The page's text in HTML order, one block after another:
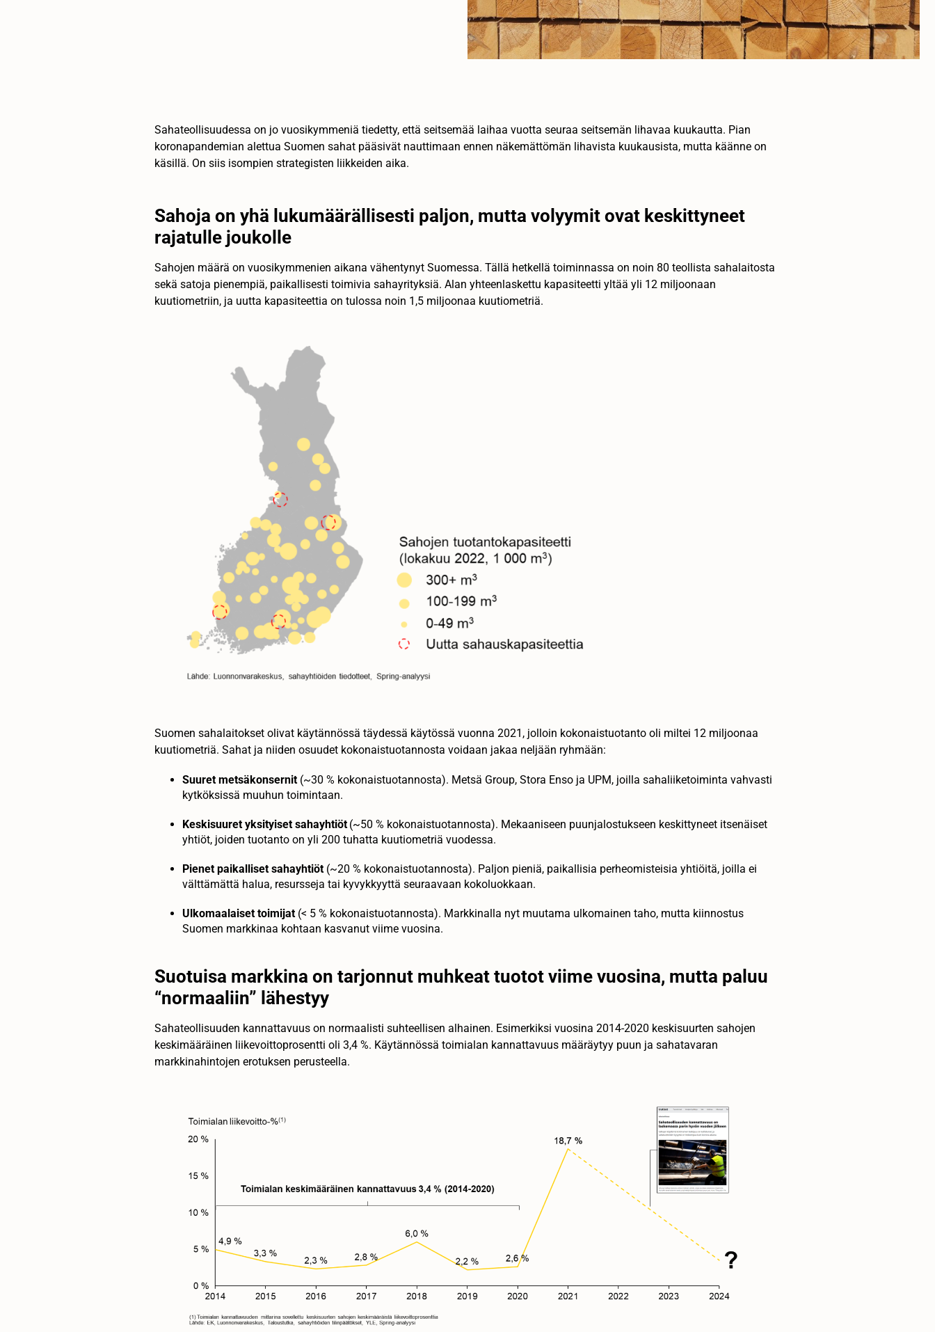
Sahateollisuudessa on jo vuosikymmeniä tiedetty, että seitsemää laihaa vuotta seuraa seitsemän lihavaa kuukautta. Pian
koronapandemian alettua Suomen sahat pääsivät nauttimaan ennen näkemättömän lihavista kuukausista, mutta käänne on
käsillä. On siis isompien strategisten liikkeiden aika.
Sahoja on yhä lukumäärällisesti paljon, mutta volyymit ovat keskittyneet
rajatulle joukolle
Sahojen määrä on vuosikymmenien aikana vähentynyt Suomessa. Tällä hetkellä toiminnassa on noin 80 teollista sahalaitosta
sekä satoja pienempiä, paikallisesti toimivia sahayrityksiä. Alan yhteenlaskettu kapasiteetti yltää yli 12 miljoonaan
kuutiometriin, ja uutta kapasiteettia on tulossa noin 1,5 miljoonaa kuutiometriä.
Suomen sahalaitokset olivat käytännössä täydessä käytössä vuonna 2021, jolloin kokonaistuotanto oli miltei 12 miljoonaa
kuutiometriä. Sahat ja niiden osuudet kokonaistuotannosta voidaan jakaa neljään ryhmään:
Suuret metsäkonsernit (~30 % kokonaistuotannosta). Metsä Group, Stora Enso ja UPM, joilla sahaliiketoiminta vahvasti
kytköksissä muuhun toimintaan.
Keskisuuret yksityiset sahayhtiöt (~50 % kokonaistuotannosta). Mekaaniseen puunjalostukseen keskittyneet itsenäiset
yhtiöt, joiden tuotanto on yli 200 tuhatta kuutiometriä vuodessa.
Pienet paikalliset sahayhtiöt (~20 % kokonaistuotannosta). Paljon pieniä, paikallisia perheomisteisia yhtiöitä, joilla ei
välttämättä halua, resursseja tai kyvykkyyttä seuraavaan kokoluokkaan.
Ulkomaalaiset toimijat (< 5 % kokonaistuotannosta). Markkinalla nyt muutama ulkomainen taho, mutta kiinnostus
Suomen markkinaa kohtaan kasvanut viime vuosina.
Suotuisa markkina on tarjonnut muhkeat tuotot viime vuosina, mutta paluu
“normaaliin” lähestyy
Sahateollisuuden kannattavuus on normaalisti suhteellisen alhainen. Esimerkiksi vuosina 2014-2020 keskisuurten sahojen
keskimääräinen liikevoittoprosentti oli 3,4 %. Käytännössä toimialan kannattavuus määräytyy puun ja sahatavaran
markkinahintojen erotuksen perusteella.